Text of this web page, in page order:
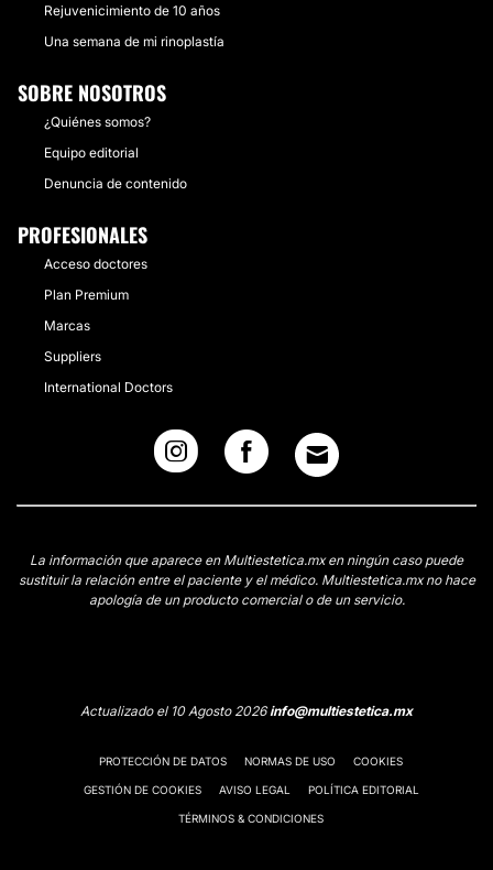
Rejuvenicimiento de 10 años
Una semana de mi rinoplastía
SOBRE NOSOTROS
¿Quiénes somos?
Equipo editorial
Denuncia de contenido
PROFESIONALES
Acceso doctores
Plan Premium
Marcas
Suppliers
International Doctors
La información que aparece en Multiestetica.mx en ningún caso puede
sustituir la relación entre el paciente y el médico. Multiestetica.mx no hace
apología de un producto comercial o de un servicio.
Actualizado el 10 Agosto 2026info@multiestetica.mx
PROTECCIÓN DE DATOS NORMAS DE USO COOKIES
GESTIÓN DE COOKIES AVISO LEGAL POLÍTICA EDITORIAL
TÉRMINOS & CONDICIONES